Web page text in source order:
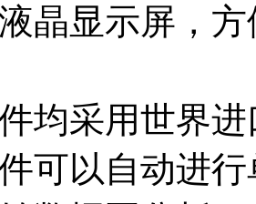
晶显示屏，
均采用世界
可以自动进